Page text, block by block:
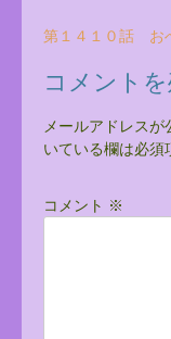
投
稿
ナ
ビ
ゲ
ー
シ
第１４１０話 お
コメント
メールアドレスが
いている欄は必須
コメント ※